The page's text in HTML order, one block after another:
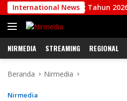
Langsung
ke
konten
International News
Jepang Tahun 2026-2028,
NIRMEDIA STREAMING REGIONAL
Beranda Nirmedia
Nirmedia